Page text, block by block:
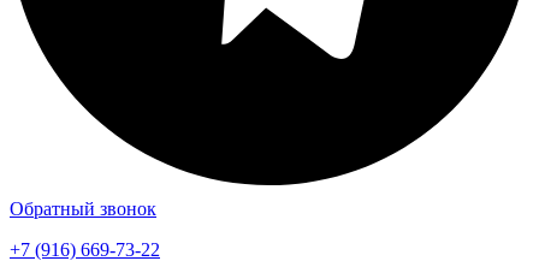
Обратный звонок
+7 (916) 669-73-22